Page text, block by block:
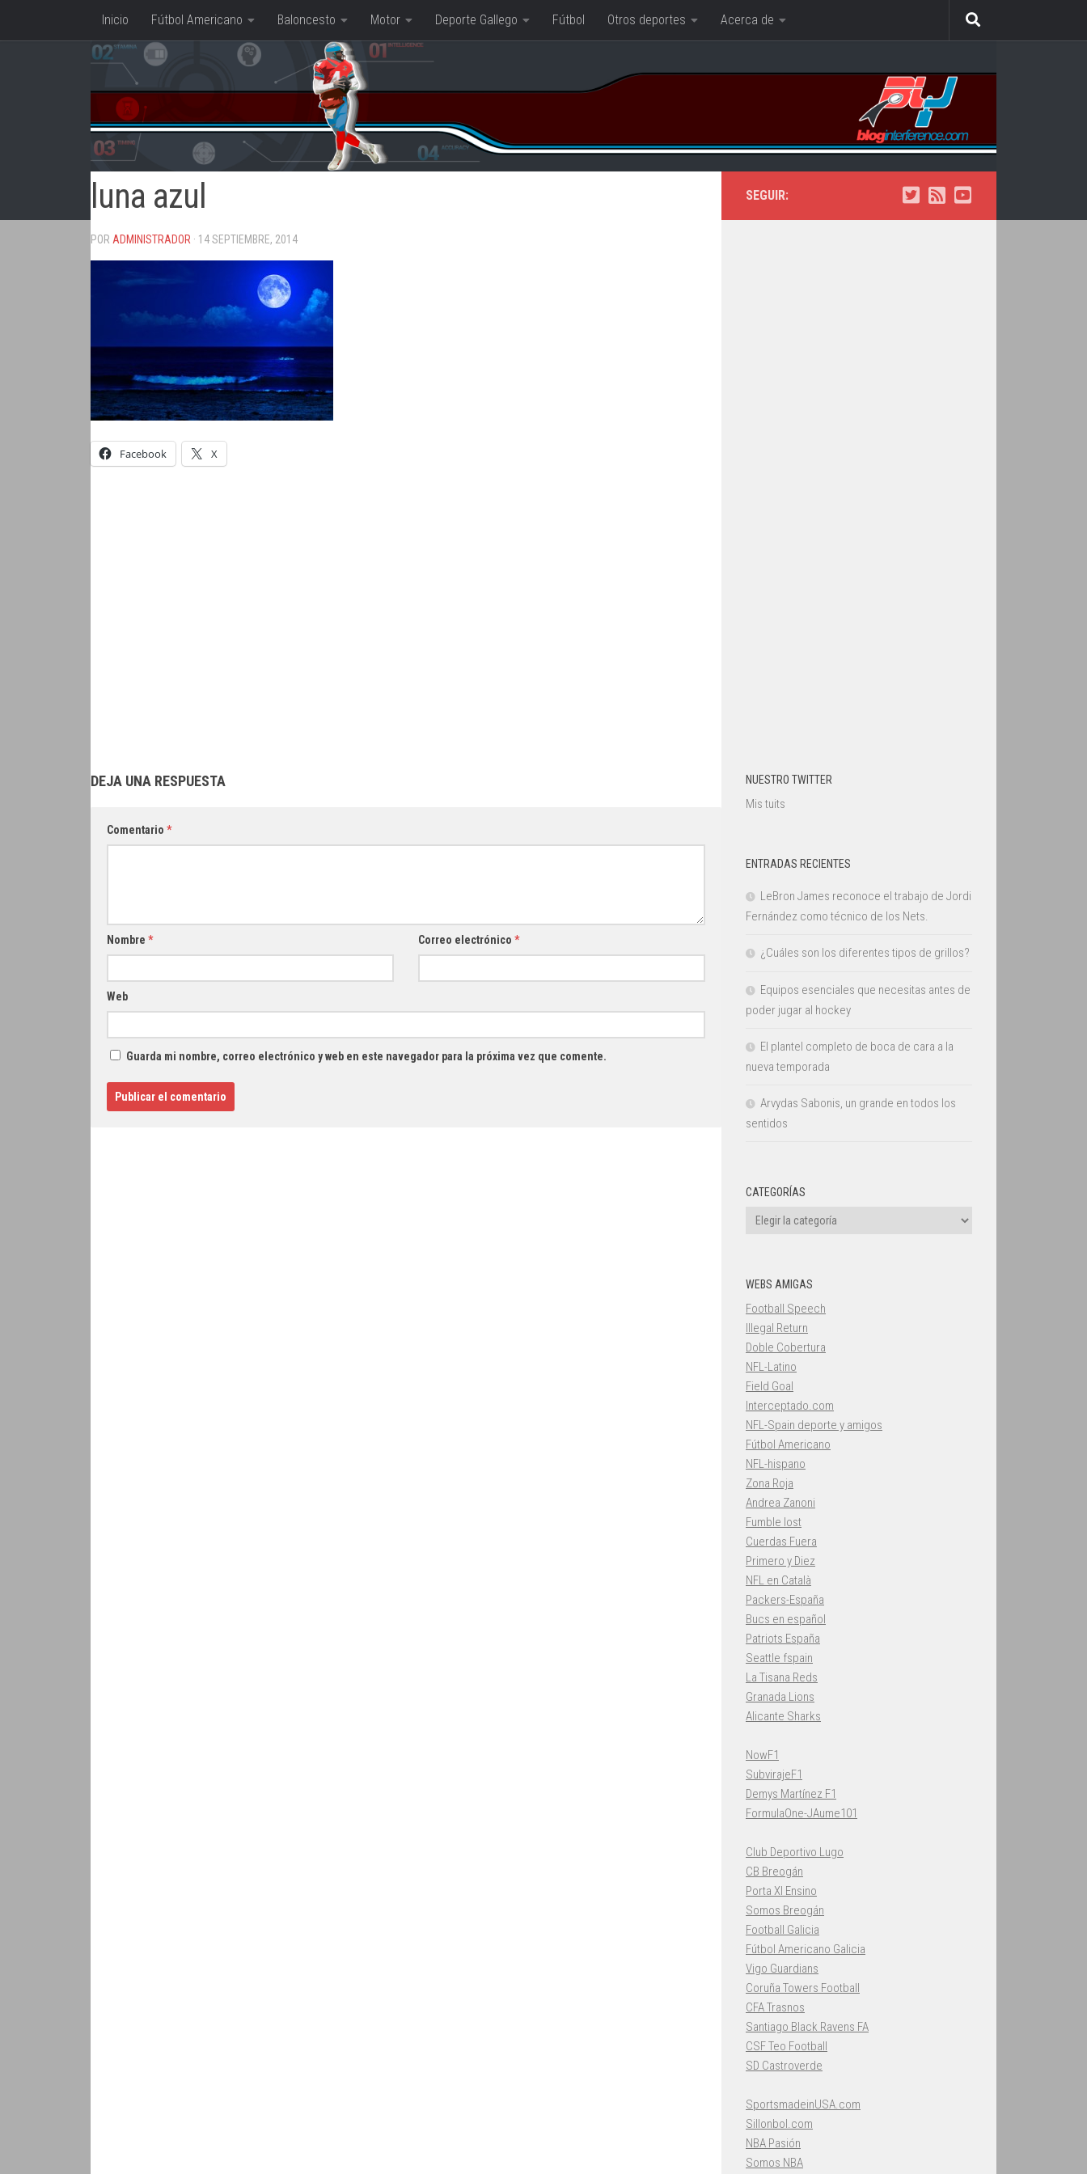
Saltar al contenido
Inicio Fútbol Americano Baloncesto Motor Deporte Gallego Fútbol Otros deportes Acerca de
luna azul
POR ADMINISTRADOR · 14 SEPTIEMBRE, 2014
Facebook X
DEJA UNA RESPUESTA
Comentario *
Nombre * Correo electrónico *
Web
Guarda mi nombre, correo electrónico y web en este navegador para la próxima vez que comente.
SEGUIR:
NUESTRO TWITTER
Mis tuits
ENTRADAS RECIENTES
LeBron James reconoce el trabajo de Jordi
Fernández como técnico de los Nets.
¿Cuáles son los diferentes tipos de grillos?
Equipos esenciales que necesitas antes de
poder jugar al hockey
El plantel completo de boca de cara a la
nueva temporada
Arvydas Sabonis, un grande en todos los
sentidos
CATEGORÍAS
Categorías
WEBS AMIGAS
Football Speech
Illegal Return
Doble Cobertura
NFL-Latino
Field Goal
Interceptado.com
NFL-Spain deporte y amigos
Fútbol Americano
NFL-hispano
Zona Roja
Andrea Zanoni
Fumble lost
Cuerdas Fuera
Primero y Diez
NFL en Català
Packers-España
Bucs en español
Patriots España
Seattle fspain
La Tisana Reds
Granada Lions
Alicante Sharks
NowF1
SubvirajeF1
Demys Martínez F1
FormulaOne-JAume101
Club Deportivo Lugo
CB Breogán
Porta XI Ensino
Somos Breogán
Football Galicia
Fútbol Americano Galicia
Vigo Guardians
Coruña Towers Football
CFA Trasnos
Santiago Black Ravens FA
CSF Teo Football
SD Castroverde
SportsmadeinUSA.com
Sillonbol.com
NBA Pasión
Somos NBA